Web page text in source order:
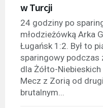
w Turcji
24 godziny po
młodzieżówką Arka
Ługańsk 1:2. Był to
sparingowy podczas
dla Żółto-
Mecz z Zorią od
brutalnym...